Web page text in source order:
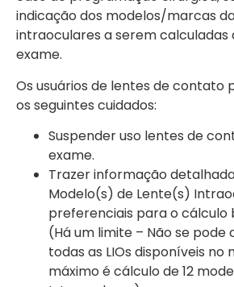
indicação dos modelos/marcas
intraoculares a serem calculadas
exame.
Os usuários de lentes de contato
os seguintes cuidados:
Suspender uso lentes de
exame.
Trazer informação
Modelo(s) de Lente(s)
preferenciais para o cálculo
(Há um limite – Não se
todas as LIOs disponíveis no
máximo é cálculo de 12